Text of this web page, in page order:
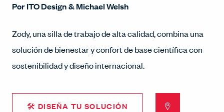
PorITO Design&Michael Welsh
Zody, una silla de trabajo de alta calidad, combina una
solución de bienestar y confort de base científica con
sostenibilidad y diseño internacional.
🛠 DISEÑA TU SOLUCIÓN